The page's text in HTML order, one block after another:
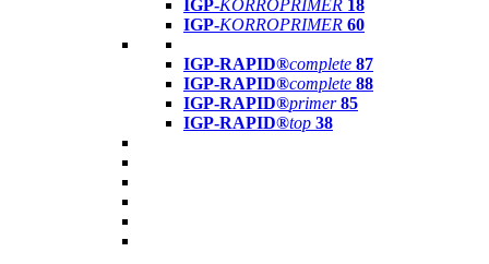
IGP-KORROPRIMER 18
IGP-KORROPRIMER 60
IGP-RAPID®complete 87
IGP-RAPID®complete 88
IGP-RAPID®primer 85
IGP-RAPID®top 38